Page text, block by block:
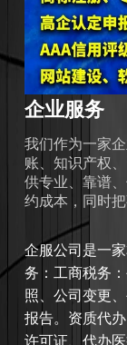
企业服务
我们作为一家
账、知识产权
供专业、靠谱
约成本，同时把
企服公司是一
务：工商税务
照、公司变更
报告。资质代
许可证、代办